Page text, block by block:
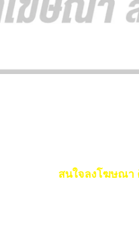
สนใจลงโฆษณา